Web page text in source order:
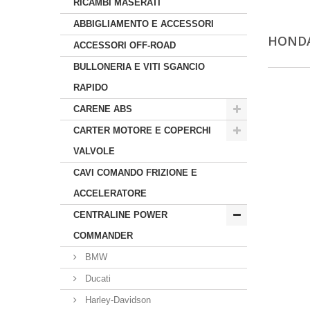
RICAMBI MASERATI
ABBIGLIAMENTO E ACCESSORI
ACCESSORI OFF-ROAD
BULLONERIA E VITI SGANCIO
RAPIDO
CARENE ABS
CARTER MOTORE E COPERCHI
VALVOLE
CAVI COMANDO FRIZIONE E
ACCELERATORE
CENTRALINE POWER
COMMANDER
BMW
Ducati
Harley-Davidson